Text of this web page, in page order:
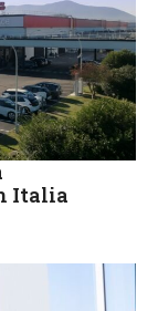
Italia